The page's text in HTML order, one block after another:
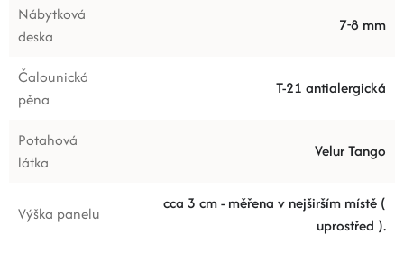
Nábytková
deska
7-8 mm
Čalounická
pěna
T-21 antialergická
Potahová
látka
Velur Tango
Výška panelu
cca 3 cm - měřena v nejširším místě (
uprostřed ).